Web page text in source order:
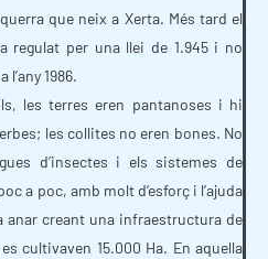
que neix a Xerta. Més tard el
regulat per una llei de 1.945 i no
1986.
les terres eren pantanoses i hi
les collites no eren bones. No
d’insectes i els sistemes de
a poc, amb molt d’esforç i l’ajuda
anar creant una infraestructura de
cultivaven 15.000 Ha. En aquella